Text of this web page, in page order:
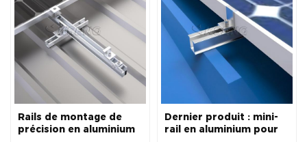
Rails de montage de
précision en aluminium
Dernier produit : mini-
rail en aluminium pour